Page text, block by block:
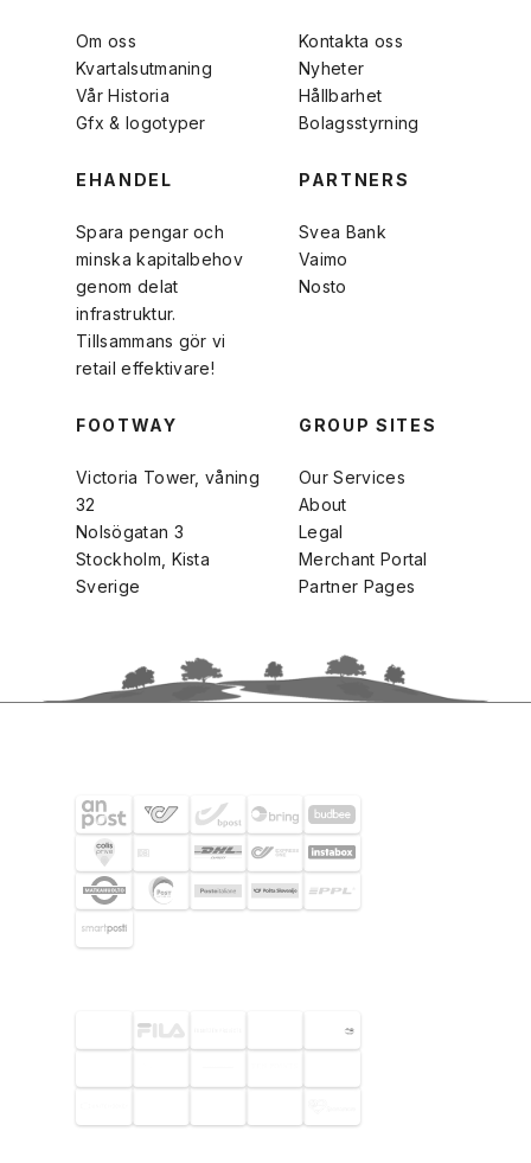
Om oss
Kvartalsutmaning
Vår Historia
Gfx & logotyper
Kontakta oss
Nyheter
Hållbarhet
Bolagsstyrning
EHANDEL
Spara pengar och
minska kapitalbehov
genom delat
infrastruktur.
Tillsammans gör vi
retail effektivare!
PARTNERS
Svea Bank
Vaimo
Nosto
FOOTWAY
Victoria Tower, våning
32
Nolsögatan 3
Stockholm, Kista
Sverige
GROUP SITES
Our Services
About
Legal
Merchant Portal
Partner Pages